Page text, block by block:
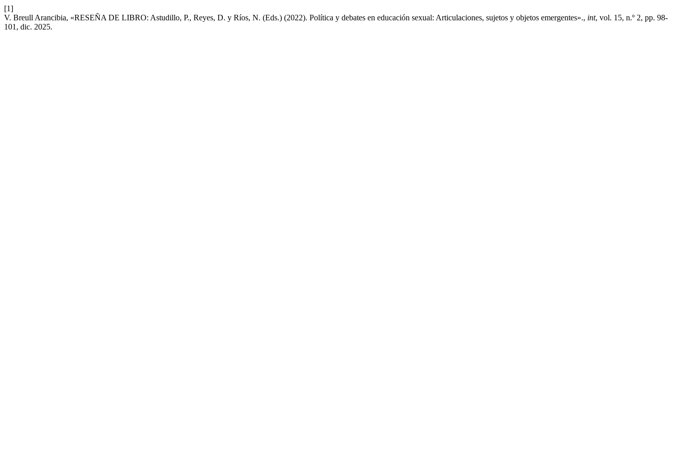
[1]
V. Breull Arancibia, «RESEÑA DE LIBRO: Astudillo, P., Reyes, D. y Ríos, N. (Eds.) (2022). Política y debates en educación sexual: Articulaciones, sujetos y objetos emergentes»., int, vol. 15, n.º 2, pp. 98-
101, dic. 2025.